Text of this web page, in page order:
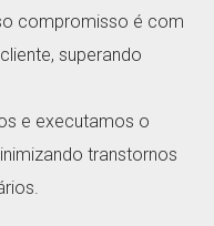
compromisso é com
superando
e executamos o
transtornos